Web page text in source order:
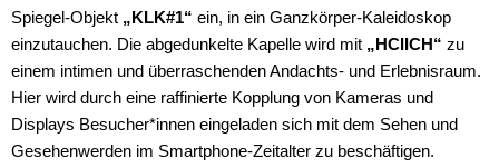
Spiegel-Objekt „KLK#1“ ein, in ein Ganzkörper-Kaleidoskop
einzutauchen. Die abgedunkelte Kapelle wird mit „HCIICH“ zu
einem intimen und überraschenden Andachts- und Erlebnisraum.
Hier wird durch eine raffinierte Kopplung von Kameras und
Displays Besucher*innen eingeladen sich mit dem Sehen und
Gesehenwerden im Smartphone-Zeitalter zu beschäftigen.